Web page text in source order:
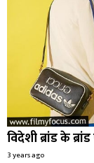
विदेशी ब्रांड के
3 years ago